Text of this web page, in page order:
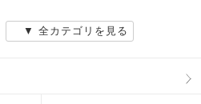
▼ 全カテゴリを見る